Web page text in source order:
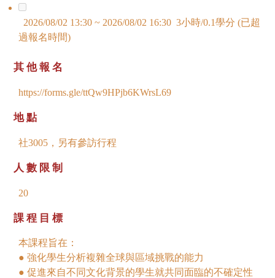
2026/08/02 13:30 ~ 2026/08/02 16:30 3小時/0.1學分 (已超
過報名時間)
其他報名
https://forms.gle/ttQw9HPjb6KWrsL69
地點
社3005，另有參訪行程
人數限制
20
課程目標
本課程旨在：
● 強化學生分析複雜全球與區域挑戰的能力
● 促進來自不同文化背景的學生就共同面臨的不確定性